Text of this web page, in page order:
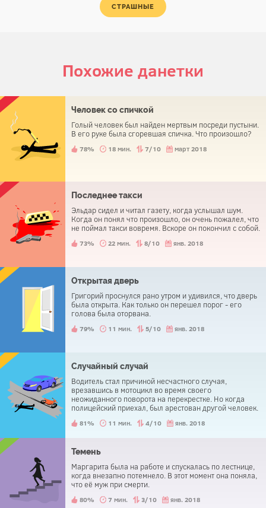
СТРАШНЫЕ
Похожие данетки
Человек со спичкой
Голый человек был найден мертвым посреди пустыни.
В его руке была сгоревшая спичка. Что произошло?
78% 18 мин. 7/10 март 2018
Последнее такси
Эльдар сидел и читал газету, когда услышал шум.
Когда он понял что произошло, он очень пожалел, что
не поймал такси вовремя. Вскоре он покончил с собой.
73% 22 мин. 8/10 янв. 2018
Открытая дверь
Григорий проснулся рано утром и удивился, что дверь
была открыта. Как только он перешел порог - его
голова была оторвана.
79% 11 мин. 5/10 янв. 2018
Случайный случай
Водитель стал причиной несчастного случая,
врезавшись в мотоцикл во время своего
неожиданного поворота на перекрестке. Но когда
полицейский приехал, был арестован другой человек.
81% 11 мин. 4/10 янв. 2018
Темень
Маргарита была на работе и спускалась по лестнице,
когда внезапно потемнело. В этот момент она поняла,
что её муж при смерти.
80% 7 мин. 3/10 янв. 2018